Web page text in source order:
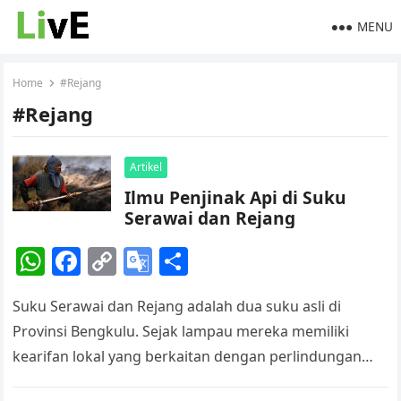
MENU
Home #Rejang
#Rejang
Artikel
Ilmu Penjinak Api di Suku
Serawai dan Rejang
W
at
s
F
c
e
C
p
y
Li
G
o
gl
ar
e
Suku Serawai dan Rejang adalah dua suku asli di
Provinsi Bengkulu. Sejak lampau mereka memiliki
kearifan lokal yang berkaitan dengan perlindungan